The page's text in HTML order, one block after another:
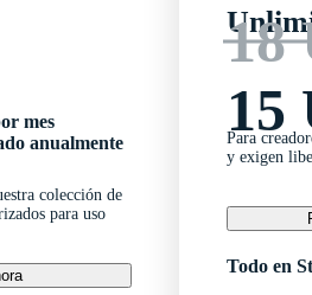
mes
anualmente
colección de
para uso
18
15
Para
y exigen
Todo en